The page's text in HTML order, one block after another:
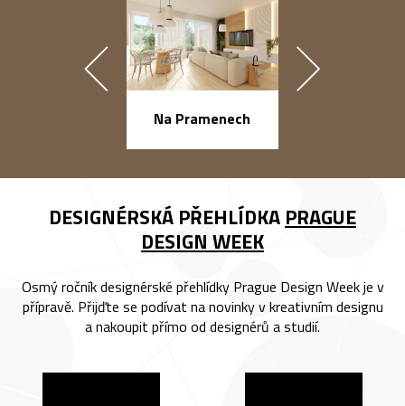
Na Pramenech
DESIGNÉRSKÁ PŘEHLÍDKA PRAGUE
DESIGN WEEK
Osmý ročník designérské přehlídky Prague Design Week je v
přípravě. Přijďte se podívat na novinky v kreativním designu
a nakoupit přímo od designérů a studií.